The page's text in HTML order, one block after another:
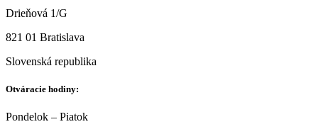
Drieňová 1/G
821 01 Bratislava
Slovenská republika
Otváracie hodiny:
Pondelok – Piatok